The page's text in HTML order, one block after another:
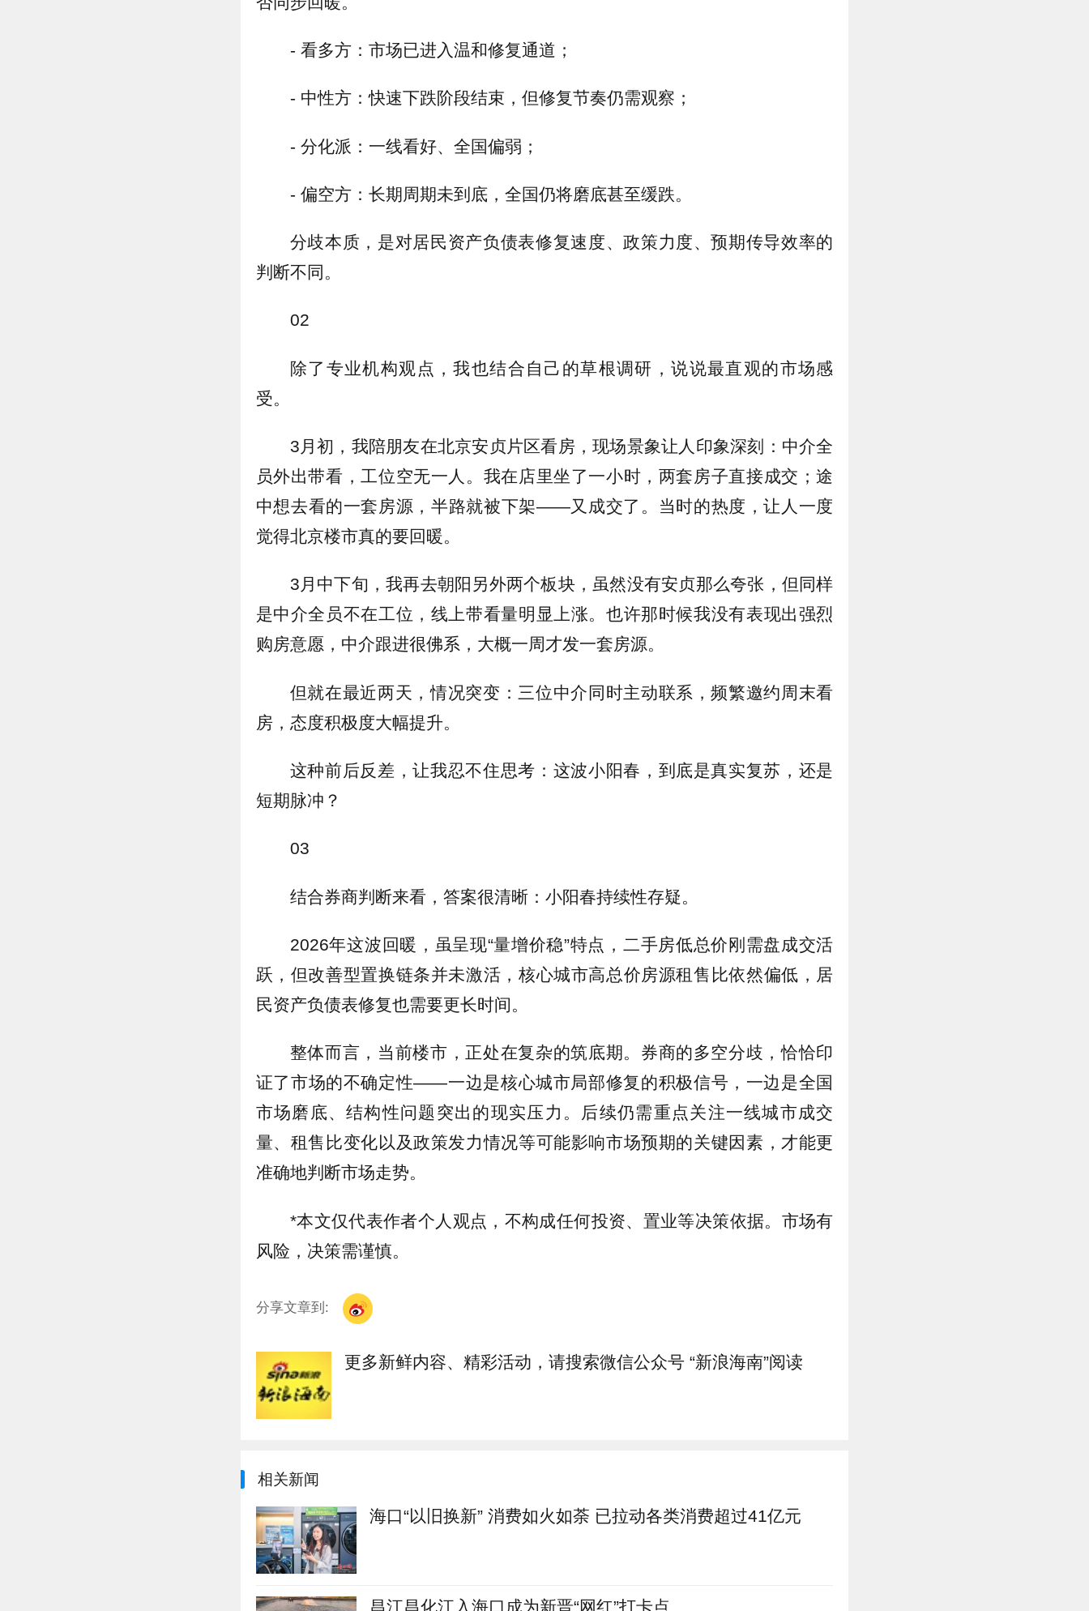
- 看多方：市场已进入温和修复通道；
- 中性方：快速下跌阶段结束，但修复节奏仍需观察；
- 分化派：一线看好、全国偏弱；
- 偏空方：长期周期未到底，全国仍将磨底甚至缓跌。
分歧本质，是对居民资产负债表修复速度、政策力度、预期传导效率的
判断不同。
02
除了专业机构观点，我也结合自己的草根调研，说说最直观的市场感
受。
3月初，我陪朋友在北京安贞片区看房，现场景象让人印象深刻：中介全
员外出带看，工位空无一人。我在店里坐了一小时，两套房子直接成交；途
中想去看的一套房源，半路就被下架——又成交了。当时的热度，让人一度
觉得北京楼市真的要回暖。
3月中下旬，我再去朝阳另外两个板块，虽然没有安贞那么夸张，但同样
是中介全员不在工位，线上带看量明显上涨。也许那时候我没有表现出强烈
购房意愿，中介跟进很佛系，大概一周才发一套房源。
但就在最近两天，情况突变：三位中介同时主动联系，频繁邀约周末看
房，态度积极度大幅提升。
这种前后反差，让我忍不住思考：这波小阳春，到底是真实复苏，还是
短期脉冲？
03
结合券商判断来看，答案很清晰：小阳春持续性存疑。
2026年这波回暖，虽呈现“量增价稳”特点，二手房低总价刚需盘成交活
跃，但改善型置换链条并未激活，核心城市高总价房源租售比依然偏低，居
民资产负债表修复也需要更长时间。
整体而言，当前楼市，正处在复杂的筑底期。券商的多空分歧，恰恰印
证了市场的不确定性——一边是核心城市局部修复的积极信号，一边是全国
市场磨底、结构性问题突出的现实压力。后续仍需重点关注一线城市成交
量、租售比变化以及政策发力情况等可能影响市场预期的关键因素，才能更
准确地判断市场走势。
*本文仅代表作者个人观点，不构成任何投资、置业等决策依据。市场有
风险，决策需谨慎。
分享文章到:
更多新鲜内容、精彩活动，请搜索微信公众号 “新浪海南”阅读
相关新闻
海口“以旧换新” 消费如火如荼 已拉动各类消费超过41亿元
昌江昌化江入海口成为新晋“网红”打卡点